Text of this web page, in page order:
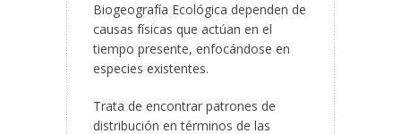
Biogeografía Ecológica dependen de
causas físicas que actúan en el
tiempo presente, enfocándose en
especies existentes.
Trata de encontrar patrones de
distribución en términos de las